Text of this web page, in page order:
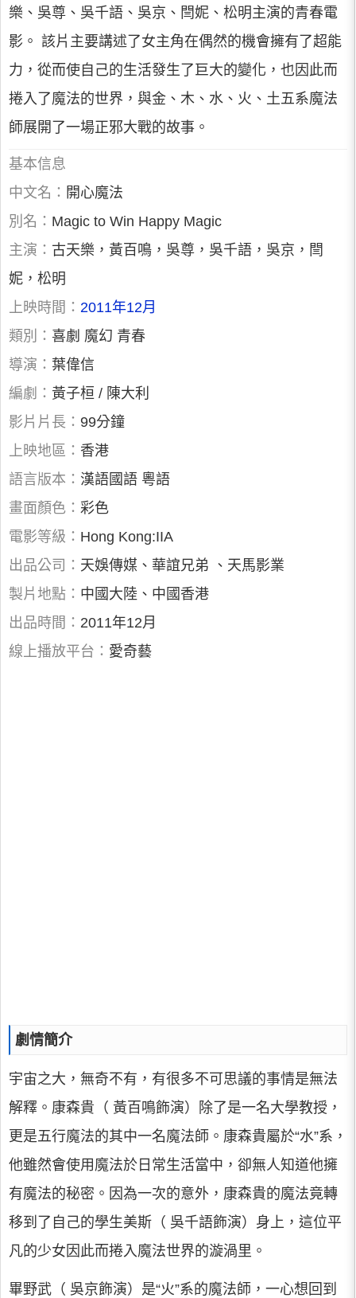
樂、吳尊、吳千語、吳京、閆妮、松明主演的青春電
影。 該片主要講述了女主角在偶然的機會擁有了超能
力，從而使自己的生活發生了巨大的變化，也因此而
捲入了魔法的世界，與金、木、水、火、土五系魔法
師展開了一場正邪大戰的故事。
基本信息
中文名： 開心魔法
別名： Magic to Win Happy Magic
主演： 古天樂，黃百鳴，吳尊，吳千語，吳京，閆
妮，松明
上映時間： 2011年12月
類別： 喜劇 魔幻 青春
導演： 葉偉信
編劇： 黃子桓 / 陳大利
影片片長： 99分鐘
上映地區： 香港
語言版本： 漢語國語 粵語
畫面顏色： 彩色
電影等級： Hong Kong:IIA
出品公司： 天娛傳媒、華誼兄弟 、天馬影業
製片地點： 中國大陸、中國香港
出品時間： 2011年12月
線上播放平台： 愛奇藝
劇情簡介
宇宙之大，無奇不有，有很多不可思議的事情是無法
解釋。康森貴（ 黃百鳴飾演）除了是一名大學教授，
更是五行魔法的其中一名魔法師。康森貴屬於“水”系，
他雖然會使用魔法於日常生活當中，卻無人知道他擁
有魔法的秘密。因為一次的意外，康森貴的魔法竟轉
移到了自己的學生美斯（ 吳千語飾演）身上，這位平
凡的少女因此而捲入魔法世界的漩渦里。
畢野武（ 吳京飾演）是“火”系的魔法師，一心想回到